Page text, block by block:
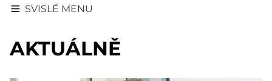
SVISLÉ MENU
AKTUÁLNĚ